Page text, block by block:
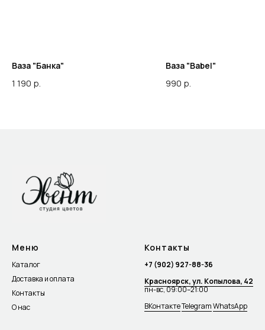
Ваза "Банка"
1 190 р.
Ваза "Babel"
990 р.
Меню
Каталог
Доставка и оплата
Контакты
О нас
Контакты
+7 (902) 927-88-36
Красноярск, ул. Копылова, 42
пн-вс, 09:00–21:00
ВКонтактеTelegramWhatsApp